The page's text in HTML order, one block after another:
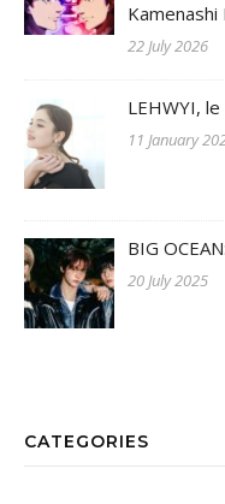
Kamenashi
22 July 2026
LEHWYI,
11 January
BIG
20 July 2025
CATEGORIES